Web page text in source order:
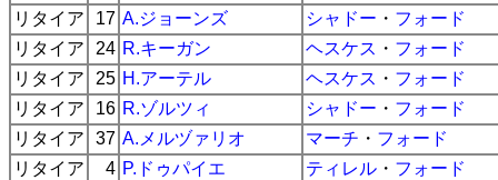
リタイア
17 A.ジョーンズ シャドー ・ フォード
リタイア
24 R.キーガン ヘスケス ・ フォード
リタイア
25 H.アーテル ヘスケス ・ フォード
リタイア
16 R.ゾルツィ シャドー ・ フォード
リタイア
37 A.メルヅァリオ マーチ ・ フォード
リタイア
4 P.ドゥパイエ ティレル ・ フォード